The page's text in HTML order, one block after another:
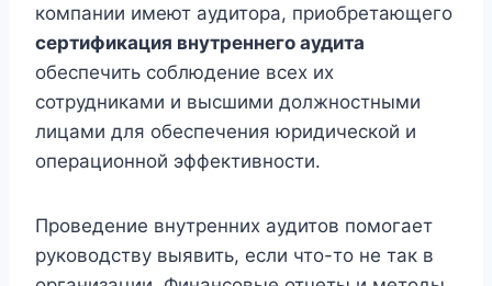
компании имеют аудитора, приобретающего
сертификация внутреннего аудита
обеспечить соблюдение всех их
сотрудниками и высшими должностными
лицами для обеспечения юридической и
операционной эффективности.
Проведение внутренних аудитов помогает
руководству выявить, если что-то не так в